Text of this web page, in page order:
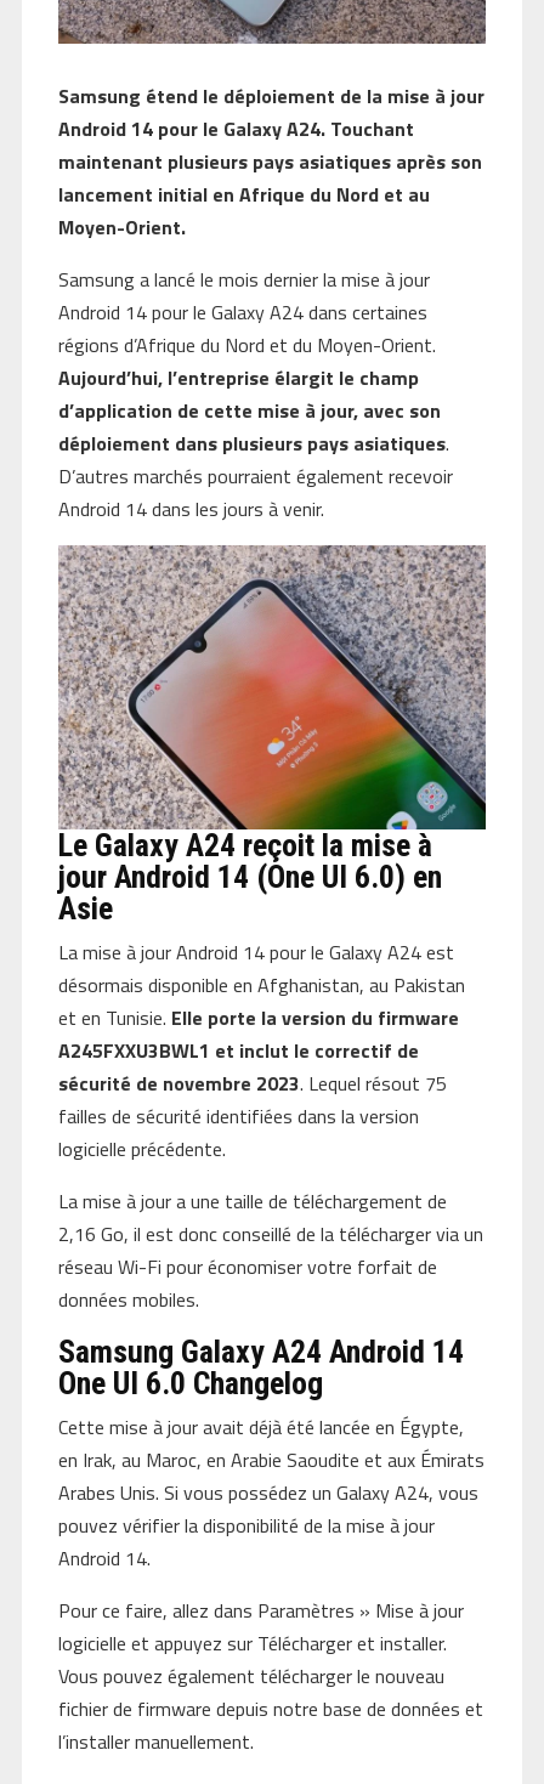
Samsung étend le déploiement de la mise à jour
Android 14 pour le Galaxy A24. Touchant
maintenant plusieurs pays asiatiques après son
lancement initial en Afrique du Nord et au
Moyen-Orient.
Samsung a lancé le mois dernier la mise à jour
Android 14 pour le Galaxy A24 dans certaines
régions d’Afrique du Nord et du Moyen-Orient.
Aujourd’hui, l’entreprise élargit le champ
d’application de cette mise à jour, avec son
déploiement dans plusieurs pays asiatiques.
D’autres marchés pourraient également recevoir
Android 14 dans les jours à venir.
Le Galaxy A24 reçoit la mise à
jour Android 14 (One UI 6.0) en
Asie
La mise à jour Android 14 pour le Galaxy A24 est
désormais disponible en Afghanistan, au Pakistan
et en Tunisie. Elle porte la version du firmware
A245FXXU3BWL1 et inclut le correctif de
sécurité de novembre 2023. Lequel résout 75
failles de sécurité identifiées dans la version
logicielle précédente.
La mise à jour a une taille de téléchargement de
2,16 Go, il est donc conseillé de la télécharger via un
réseau Wi-Fi pour économiser votre forfait de
données mobiles.
Samsung Galaxy A24 Android 14
One UI 6.0 Changelog
Cette mise à jour avait déjà été lancée en Égypte,
en Irak, au Maroc, en Arabie Saoudite et aux Émirats
Arabes Unis. Si vous possédez un Galaxy A24, vous
pouvez vérifier la disponibilité de la mise à jour
Android 14.
Pour ce faire, allez dans Paramètres » Mise à jour
logicielle et appuyez sur Télécharger et installer.
Vous pouvez également télécharger le nouveau
fichier de firmware depuis notre base de données et
l’installer manuellement.